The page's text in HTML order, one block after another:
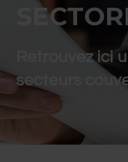
Retrouvez ici
secteurs